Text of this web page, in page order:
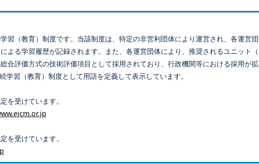
（教育）制度です。当該制度は、特定の非営利団体により運営され、各運営団
る学習履歴が記録されます。また、各運営団体により、推奨されるユニット（
評価方式の技術評価項目として採用されており、行政機関等における採用が拡
習（教育）制度として用語を定義して表示しています。
を受けています。
を受けています。